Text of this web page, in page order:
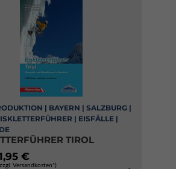
| BAYERN | SALZBURG |
| EISFÄLLE |
TIROL
€
Versandkosten*)